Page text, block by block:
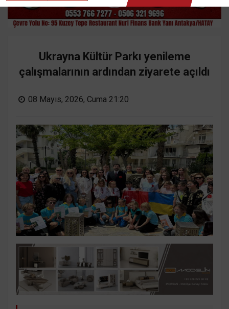
Ukrayna Kültür Parkı yenileme
çalışmalarının ardından ziyarete açıldı
08 Mayıs, 2026, Cuma 21:20